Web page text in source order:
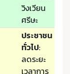
วิงเวียน
ศรีษะ
ประชาชน
ทั่วไป:
ลดระยะ
เวลาการ